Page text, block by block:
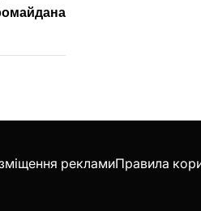
рекламиПравила